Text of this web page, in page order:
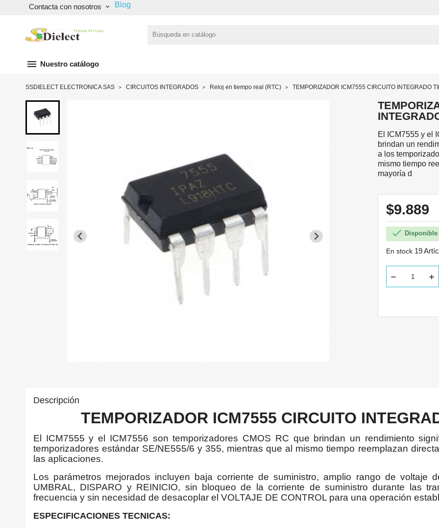
Contacta con nosotros keyboard_arrow_down Blog
menu Nuestro catálogo
SSDIELECT ELECTRONICA SAS CIRCUITOS INTEGRADOS Reloj en tiempo real (RTC) TEMPORIZADOR ICM7555 CIRCUITO INTEGRADO
El ICM7555 y el
brindan un
a los
mismo tiempo
mayoría d
$9.889

En stock 19
Descripción
TEMPORIZADOR ICM7555 CIRCUITO
El ICM7555 y el ICM7556 son temporizadores CMOS RC que brindan un rendimiento
temporizadores estándar SE/NE555/6 y 355, mientras que al mismo tiempo reemplazan
las aplicaciones.
Los parámetros mejorados incluyen baja corriente de suministro, amplio rango de voltaje
UMBRAL, DISPARO y REINICIO, sin bloqueo de la corriente de suministro durante las
frecuencia y sin necesidad de desacoplar el VOLTAJE DE CONTROL para una operación
ESPECIFICACIONES TECNICAS: